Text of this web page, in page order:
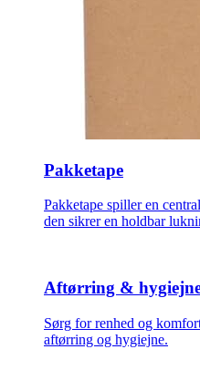
Pakketape
Pakketape spiller en
den sikrer en holdbar
Aftørring &
Sørg for renhed og
aftørring og hygiejne.